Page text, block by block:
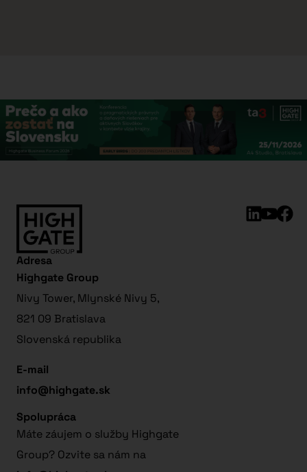
Adresa
Highgate Group
Nivy Tower, Mlynské Nivy 5,
821 09 Bratislava
Slovenská republika
E-mail
info@highgate.sk
Spolupráca
Máte záujem o služby Highgate
Group? Ozvite sa nám na